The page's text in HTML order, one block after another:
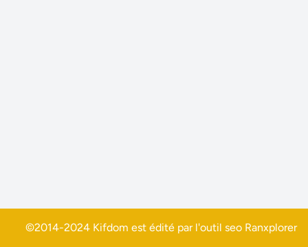
©2014-2024 Kifdom est édité par l'outil seo Ranxplorer